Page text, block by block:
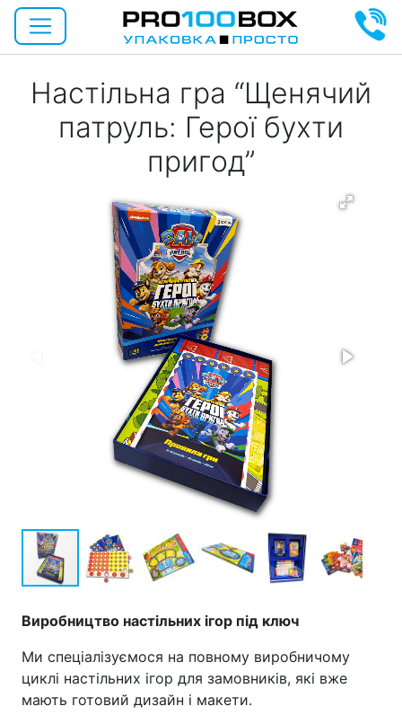
Настільна гра “Щенячий
патруль: Герої бухти
пригод”
Виробництво настільних ігор під ключ
Ми спеціалізуємося на повному виробничому
циклі настільних ігор для замовників, які вже
мають готовий дизайн і макети.